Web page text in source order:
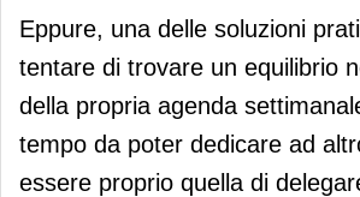
Eppure, una delle soluzioni
tentare di trovare un equilibrio
della propria agenda
tempo da poter dedicare ad
essere proprio quella di